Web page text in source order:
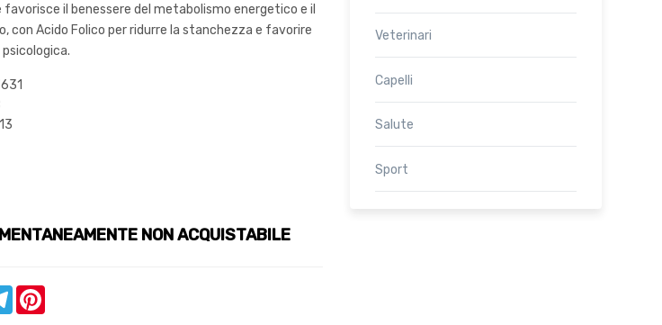
il benessere del metabolismo energetico e il
con Acido Folico per ridurre la stanchezza e favorire
NON ACQUISTABILE
Telegram
Veterinari
Capelli
Salute
Sport